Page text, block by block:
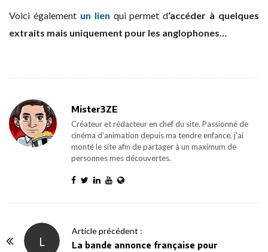
Voici également un lien qui permet d‘accéder à quelques
extraits mais uniquement pour les anglophones…
Mister3ZE
Créateur et rédacteur en chef du site. Passionné de
cinéma d'animation depuis ma tendre enfance, j'ai
monté le site afin de partager à un maximum de
personnes mes découvertes.
L
Article précédent :
La bande annonce française pour